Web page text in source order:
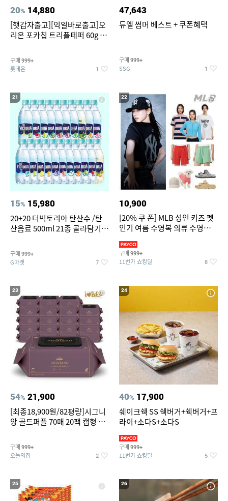
20% 14,880
[햇감자출고][익일바로출고]오
리온 포카칩 트리플페퍼 60g 12
구매 999+
롯데온 1
47,643
듀엘 썸머 베스트 + 쿠폰혜택
구매 999+
SSG 1
21
15% 15,980
20+20 더빅토리아 탄산수 /탄
산음료 500ml 21종 골라담기
구매 999+
G마켓 7
22
10,900
[20% 쿠 폰] MLB 성인 키즈 펫
인기 여름 수영복 의류 수영복
구매 999+
11번가 쇼킹딜 8
23
54% 21,900
[최종18,900원/82평량]시그니
앙 골드퍼플 70매 20팩 캡형 아
구매 999+
오늘의집 2
24
40% 17,900
쉐이크쉑 SS 쉑버거+쉑버거+프
라이+소다S+소다S
구매 999+
11번가 쇼킹딜 5
25 26